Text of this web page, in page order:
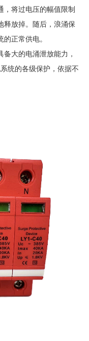
，将过电压的幅值限制
释放掉。随后，浪涌保
正常供电。
大的电涌泄放能力，
统的各级保护，依据不